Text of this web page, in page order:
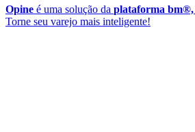
Opine é uma solução da plataforma bm®,
Torne seu varejo mais inteligente!